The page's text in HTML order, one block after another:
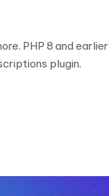
PHP 8 and
plugin.